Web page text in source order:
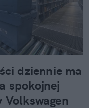
dziennie ma
spokojnej